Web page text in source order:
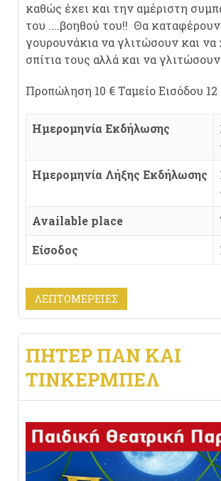
καθώς έχει και την αμέριστη
του ....βοηθού του!! Θα
γουρουνάκια να γλιτώσουν και να
σπίτια τους αλλά και να γλιτώσουν
Προπώληση 10 € Ταμείο Εισόδου 12
Ημερομηνία Εκδήλωσης
Ημερομηνία Λήξης Εκδήλωσης
Available place
Είσοδος
ΛΕΠΤΟΜΈΡΕΙΕΣ
ΠΗΤΕΡ ΠΑΝ ΚΑΙ
ΤΙΝΚΕΡΜΠΕΛ